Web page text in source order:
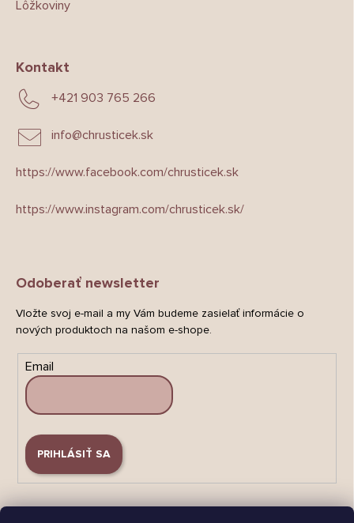
Lôžkoviny
Kontakt
info@chrusticek.sk
+421 903 765 266
https://www.facebook.com/chrusticek.sk
https://www.instagram.com/chrusticek.sk/
Odoberať newsletter
Vložte svoj e-mail a my Vám budeme zasielať informácie o
nových produktoch na našom e-shope.
Email
PRIHLÁSIŤ SA